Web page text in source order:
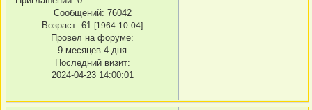
Сообщений: 76042
Возраст: 61 [1964-10-04]
Провел на форуме:
9 месяцев 4 дня
Последний визит:
2024-04-23 14:00:01